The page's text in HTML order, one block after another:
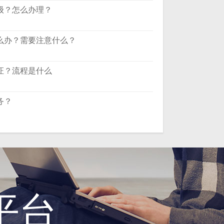
？怎么办理？
？需要注意什么？
？流程是什么
？
台